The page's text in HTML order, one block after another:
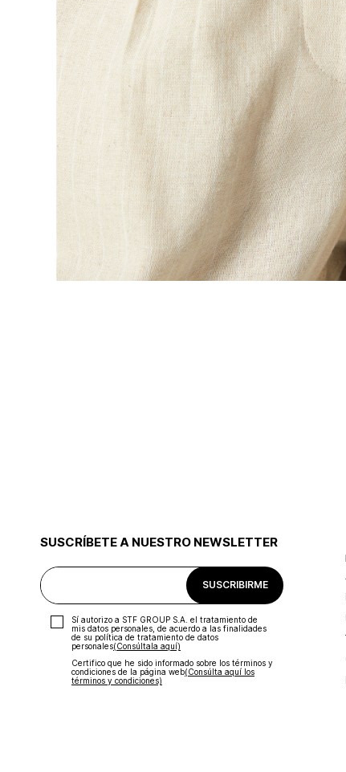
SUSCRÍBETE A NUESTRO NEWSLETTER
SUSCRIBIRME
Sí autorizo a STF GROUP S.A. el tratamiento de
mis datos personales, de acuerdo a las finalidades
de su política de tratamiento de datos
personales‎(Consúltala aquí)
Certifico que he sido informado sobre los términos y
condiciones de la página web‎(Consúlta aquí los
términos y condiciones)